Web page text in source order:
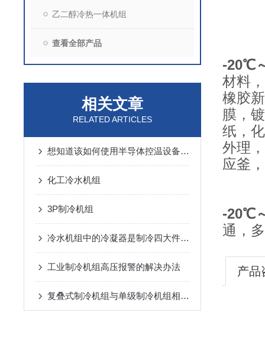
乙二醇冷热一体机组
查看全部产品
相关文章
RELATED ARTICLES
想知道该如何使用半导体控温设备那就不要错过本篇
化工冷水机组
3P制冷机组
冷水机组中的冷凝器是制冷四大件之一，维护清洗不能少
工业制冷机组高压报警的解决办法
复叠式制冷机组与单级制冷机组相比有哪些优势？
-20℃
材料
橡胶
膜，
纸，
外理
应釜
-20℃
通，
产品